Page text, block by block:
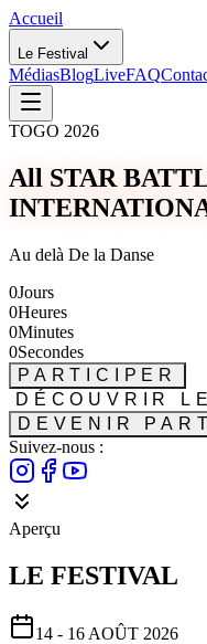
Accueil
Le Festival
MédiasBlogLiveFAQ
TOGO 2026
All STAR
Au delà De la Danse
0Jours
0Heures
0Minutes
0Secondes
PARTICIPER
DÉCOUVRIR
DEVENIR
Suivez-nous :
Aperçu
LE FESTIVAL
14 - 16 AOÛT 2026